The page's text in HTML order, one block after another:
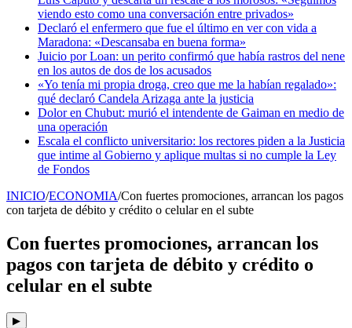
viendo esto como una conversación entre privados»
Declaró el enfermero que fue el último en ver con vida a
Maradona: «Descansaba en buena forma»
Juicio por Loan: un perito confirmó que había rastros del nene
en los autos de dos de los acusados
«Yo tenía mi propia droga, creo que me la habían regalado»:
qué declaró Candela Arizaga ante la justicia
Dolor en Chubut: murió el intendente de Gaiman en medio de
una operación
Escala el conflicto universitario: los rectores piden a la Justicia
que intime al Gobierno y aplique multas si no cumple la Ley
de Fondos
INICIO/ECONOMIA/Con fuertes promociones, arrancan los pagos
con tarjeta de débito y crédito o celular en el subte
Con fuertes promociones, arrancan los
pagos con tarjeta de débito y crédito o
celular en el subte
▶